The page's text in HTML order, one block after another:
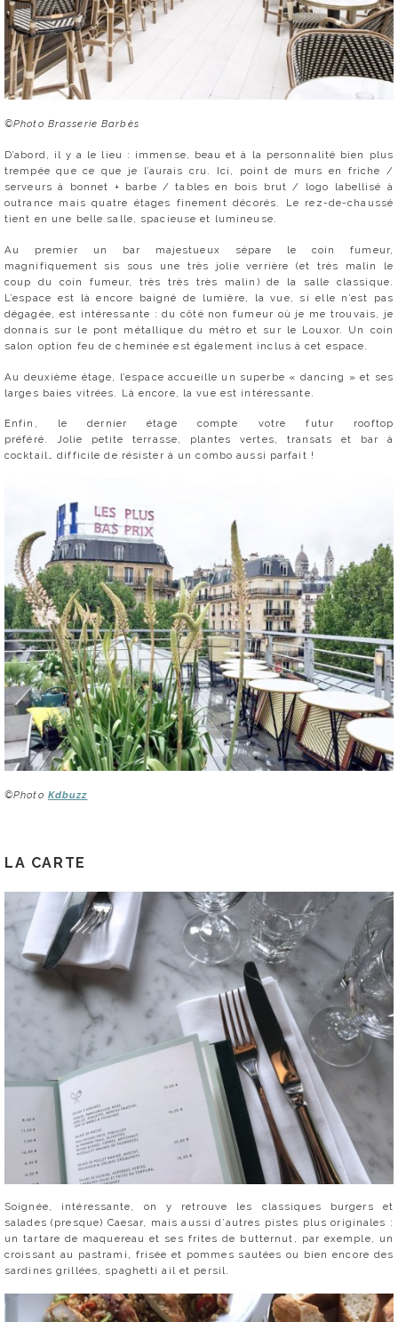
©Photo Brasserie Barbès
D’abord, il y a le lieu : immense, beau et à la personnalité bien plus
trempée que ce que je l’aurais cru. Ici, point de murs en friche /
serveurs à bonnet + barbe / tables en bois brut / logo labellisé à
outrance mais quatre étages finement décorés. Le rez-de-chaussé
tient en une belle salle, spacieuse et lumineuse.
Au premier un bar majestueux sépare le coin fumeur,
magnifiquement sis sous une très jolie verrière (et très malin le
coup du coin fumeur, très très très malin) de la salle classique.
L’espace est là encore baigné de lumière, la vue, si elle n’est pas
dégagée, est intéressante : du côté non fumeur où je me trouvais, je
donnais sur le pont métallique du métro et sur le Louxor. Un coin
salon option feu de cheminée est également inclus à cet espace.
Au deuxième étage, l’espace accueille un superbe « dancing » et ses
larges baies vitrées. Là encore, la vue est intéressante.
Enfin, le dernier étage compte votre futur rooftop
préféré. Jolie petite terrasse, plantes vertes, transats et bar à
cocktail… difficile de résister à un combo aussi parfait !
©Photo Kdbuzz
LA CARTE
Soignée, intéressante, on y retrouve les classiques burgers et
salades (presque) Caesar, mais aussi d’autres pistes plus originales :
un tartare de maquereau et ses frites de butternut, par exemple, un
croissant au pastrami, frisée et pommes sautées ou bien encore des
sardines grillées, spaghetti ail et persil.